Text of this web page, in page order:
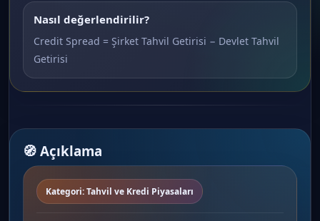
Nasıl değerlendirilir?
Credit Spread = Şirket Tahvil Getirisi − Devlet Tahvil
Getirisi
🧭 Açıklama
Kategori: Tahvil ve Kredi Piyasaları